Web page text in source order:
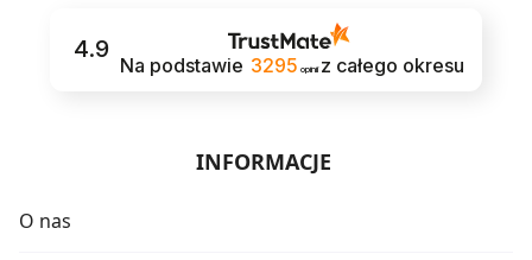
4.9
Na podstawie 3295 opinii z całego okresu
INFORMACJE
O nas